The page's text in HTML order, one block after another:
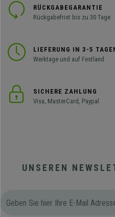
RÜCKGABEGARANTIE
Rückgabefrist bis zu 30 Tage
LIEFERUNG IN 3-5
Werktage und auf Festland
SICHERE ZAHLUNG
Visa, MasterCard, Paypal
UNSEREN